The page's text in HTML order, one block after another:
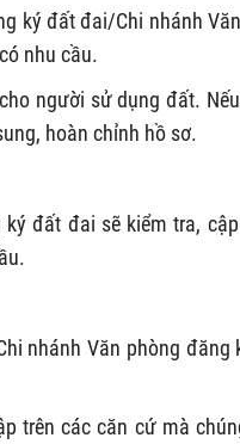
ký đất đai/Chi nhánh
nhu cầu.
người sử dụng đất.
hoàn chỉnh hồ sơ.
đất đai sẽ kiểm tra,
nhánh Văn phòng đăng
trên các căn cứ mà